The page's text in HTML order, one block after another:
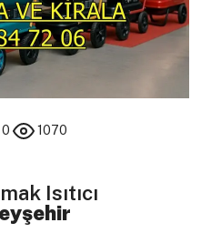
0
1070
Isıtıcı